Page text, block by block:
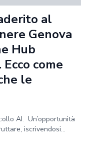
al
Genova
Hub
come
le
AI. Un’opportunità
iscrivendosi...